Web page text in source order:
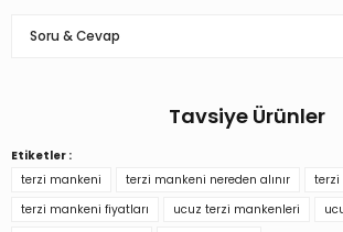
Soru & Cevap
Ürün hakkında henüz soru
Soru Sor
Tavsiye Ürünler
Etiketler :
terzi mankeni
terzi mankeni nereden alınır
terzi
terzi mankeni fiyatları
ucuz terzi mankenleri